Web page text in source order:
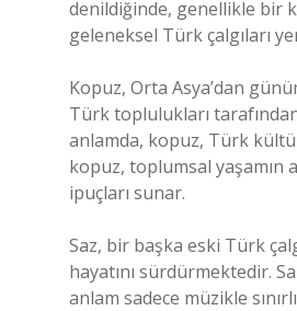
denildiğinde, genellikle bir
geleneksel Türk çalgıları
Kopuz, Orta Asya’dan
Türk toplulukları
anlamda, kopuz, Türk
kopuz, toplumsal yaşamın
ipuçları sunar.
Saz, bir başka eski Türk
hayatını sürdürmektedir.
anlam sadece müzikle